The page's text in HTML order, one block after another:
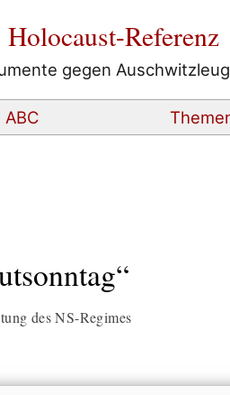
Holocaust-Referenz
gegen
ABC
des NS-Regimes